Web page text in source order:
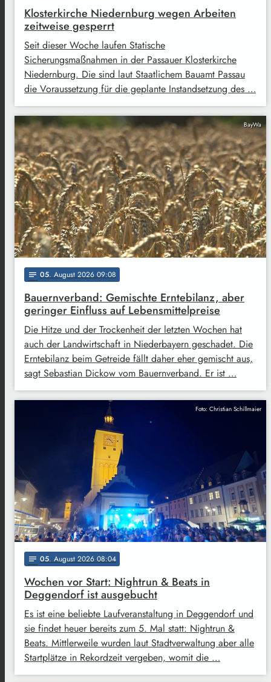
Klosterkirche Niedernburg wegen Arbeiten
zeitweise gesperrt
Seit dieser Woche laufen Statische
Sicherungsmaßnahmen in der Passauer Klosterkirche
Niedernburg. Die sind laut Staatlichem Bauamt Passau
die Voraussetzung für die geplante Instandsetzung des …
BayWa
notes 05. August 2026 09:08
Bauernverband: Gemischte Erntebilanz, aber
geringer Einfluss auf Lebensmittelpreise
Die Hitze und der Trockenheit der letzten Wochen hat
auch der Landwirtschaft in Niederbayern geschadet. Die
Erntebilanz beim Getreide fällt daher eher gemischt aus,
sagt Sebastian Dickow vom Bauernverband. Er ist …
Foto: Christian Schillmaier
notes 05. August 2026 08:04
Wochen vor Start: Nightrun & Beats in
Deggendorf ist ausgebucht
Es ist eine beliebte Laufveranstaltung in Deggendorf und
sie findet heuer bereits zum 5. Mal statt: Nightrun &
Beats. Mittlerweile wurden laut Stadtverwaltung aber alle
Startplätze in Rekordzeit vergeben, womit die …